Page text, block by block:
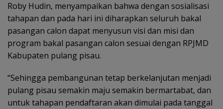
Roby Hudin, menyampaikan bahwa dengan sosialisasi
tahapan dan pada hari ini diharapkan seluruh bakal
pasangan calon dapat menyusun visi dan misi dan
program bakal pasangan calon sesuai dengan RPJMD
Kabupaten pulang pisau.
“Sehingga pembangunan tetap berkelanjutan menjadi
pulang pisau semakin maju semakin bermartabat, dan
untuk tahapan pendaftaran akan dimulai pada tanggal